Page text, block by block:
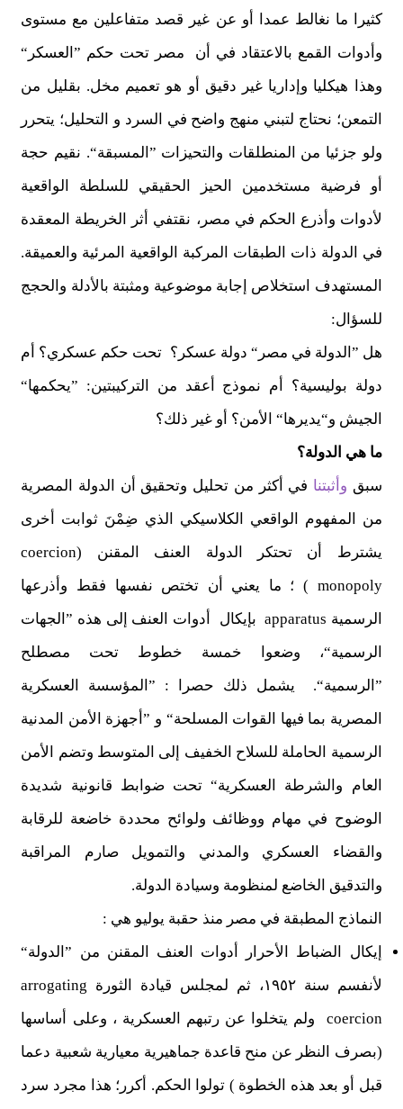
كثيرا ما نغالط عمدا أو عن غير قصد متفاعلين مع مستوى
وأدوات القمع بالاعتقاد في أن مصر تحت حكم ”العسكر“
وهذا هيكليا وإداريا غير دقيق أو هو تعميم مخل. بقليل من
التمعن؛ نحتاج لتبني منهج واضح في السرد و التحليل؛ يتحرر
ولو جزئيا من المنطلقات والتحيزات ”المسبقة“. نقيم حجة
أو فرضية مستخدمين الحيز الحقيقي للسلطة الواقعية
لأدوات وأذرع الحكم في مصر، نقتفي أثر الخريطة المعقدة
في الدولة ذات الطبقات المركبة الواقعية المرئية والعميقة.
المستهدف استخلاص إجابة موضوعية ومثبتة بالأدلة والحجج
للسؤال:
هل ”الدولة في مصر“ دولة عسكر؟ تحت حكم عسكري؟ أم
دولة بوليسية؟ أم نموذج أعقد من التركيبتين: ”يحكمها“
الجيش و“يديرها“ الأمن؟ أو غير ذلك؟
ما هي الدولة؟
سبق وأثبتنا في أكثر من تحليل وتحقيق أن الدولة المصرية
من المفهوم الواقعي الكلاسيكي الذي ضِمْنَ ثوابت أخرى
يشترط أن تحتكر الدولة العنف المقنن (coercion
monopoly ) ؛ ما يعني أن تختص نفسها فقط وأذرعها
الرسمية apparatus بإيكال أدوات العنف إلى هذه ”الجهات
الرسمية“، وضعوا خمسة خطوط تحت مصطلح
”الرسمية“. يشمل ذلك حصرا : ”المؤسسة العسكرية
المصرية بما فيها القوات المسلحة“ و ”أجهزة الأمن المدنية
الرسمية الحاملة للسلاح الخفيف إلى المتوسط وتضم الأمن
العام والشرطة العسكرية“ تحت ضوابط قانونية شديدة
الوضوح في مهام ووظائف ولوائح محددة خاضعة للرقابة
والقضاء العسكري والمدني والتمويل صارم المراقبة
والتدقيق الخاضع لمنظومة وسيادة الدولة.
النماذج المطبقة في مصر منذ حقبة يوليو هي :
إيكال الضباط الأحرار أدوات العنف المقنن من ”الدولة“
لأنفسم سنة ١٩٥٢، ثم لمجلس قيادة الثورة arrogating
coercion ولم يتخلوا عن رتبهم العسكرية ، وعلى أساسها
(بصرف النظر عن منح قاعدة جماهيرية معيارية شعبية دعما
قبل أو بعد هذه الخطوة ) تولوا الحكم. أكرر؛ هذا مجرد سرد